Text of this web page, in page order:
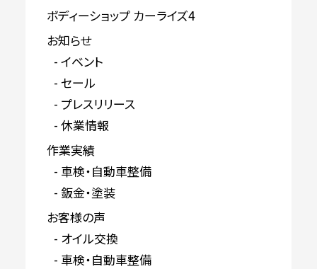
ボディーショップ カーライズ4
お知らせ
イベント
セール
プレスリリース
休業情報
作業実績
車検・自動車整備
鈑金・塗装
お客様の声
オイル交換
車検・自動車整備